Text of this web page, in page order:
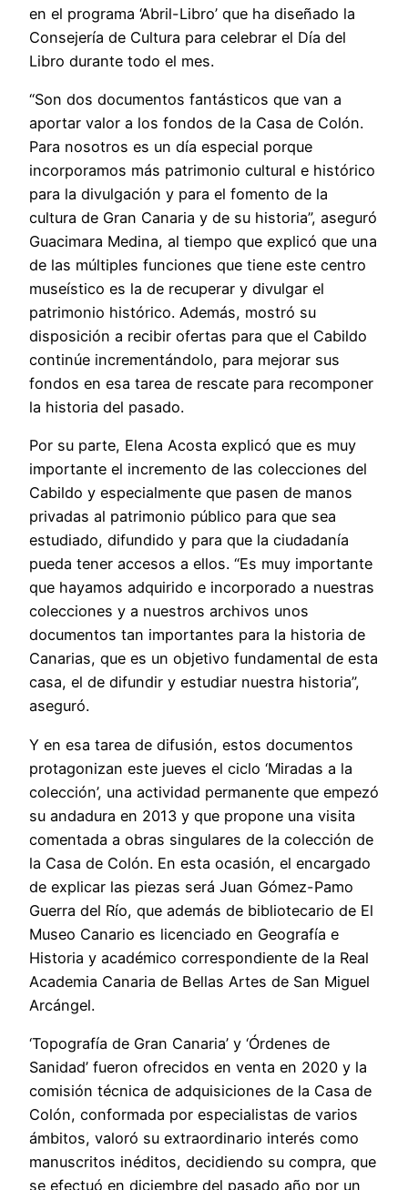
en el programa ‘Abril-Libro’ que ha diseñado la
Consejería de Cultura para celebrar el Día del
Libro durante todo el mes.
“Son dos documentos fantásticos que van a
aportar valor a los fondos de la Casa de Colón.
Para nosotros es un día especial porque
incorporamos más patrimonio cultural e histórico
para la divulgación y para el fomento de la
cultura de Gran Canaria y de su historia”, aseguró
Guacimara Medina, al tiempo que explicó que una
de las múltiples funciones que tiene este centro
museístico es la de recuperar y divulgar el
patrimonio histórico. Además, mostró su
disposición a recibir ofertas para que el Cabildo
continúe incrementándolo, para mejorar sus
fondos en esa tarea de rescate para recomponer
la historia del pasado.
Por su parte, Elena Acosta explicó que es muy
importante el incremento de las colecciones del
Cabildo y especialmente que pasen de manos
privadas al patrimonio público para que sea
estudiado, difundido y para que la ciudadanía
pueda tener accesos a ellos. “Es muy importante
que hayamos adquirido e incorporado a nuestras
colecciones y a nuestros archivos unos
documentos tan importantes para la historia de
Canarias, que es un objetivo fundamental de esta
casa, el de difundir y estudiar nuestra historia”,
aseguró.
Y en esa tarea de difusión, estos documentos
protagonizan este jueves el ciclo ‘Miradas a la
colección’, una actividad permanente que empezó
su andadura en 2013 y que propone una visita
comentada a obras singulares de la colección de
la Casa de Colón. En esta ocasión, el encargado
de explicar las piezas será Juan Gómez-Pamo
Guerra del Río, que además de bibliotecario de El
Museo Canario es licenciado en Geografía e
Historia y académico correspondiente de la Real
Academia Canaria de Bellas Artes de San Miguel
Arcángel.
‘Topografía de Gran Canaria’ y ‘Órdenes de
Sanidad’ fueron ofrecidos en venta en 2020 y la
comisión técnica de adquisiciones de la Casa de
Colón, conformada por especialistas de varios
ámbitos, valoró su extraordinario interés como
manuscritos inéditos, decidiendo su compra, que
se efectuó en diciembre del pasado año por un